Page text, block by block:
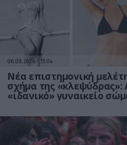
06.08.2026 15:04
Νέα επιστημονική
σχήμα της «κλεψύδρας»:
«ιδανικό» γυναικείο